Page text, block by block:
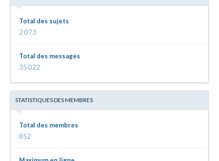
Total des sujets
2 073
Total des messages
35 022
STATISTIQUES DES MEMBRES
Total des membres
852